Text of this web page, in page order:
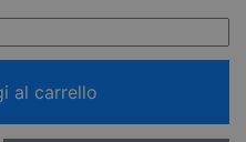
al carrello